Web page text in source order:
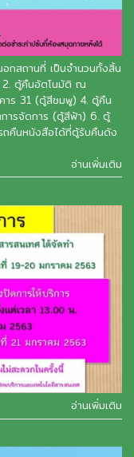
กสถานที่ เป็นจำนวนทั้งสิ้น
2. ตู้คืนอัตโนมัติ ณ
ร 31 (ตู้สีชมพู) 4. ตู้คืน
รจัดการ (ตู้สีฟ้า) 6. ตู้
คืนหนังสือได้ที่ตู้รับคืนดัง
อ่านเพิ่มเติม
อ่านเพิ่มเติม